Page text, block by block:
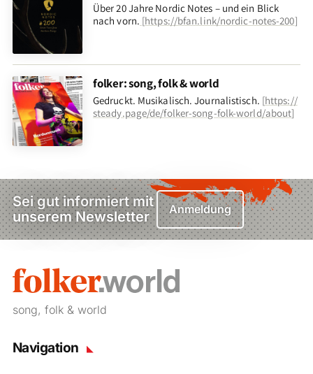
Über 20 Jahre Nordic Notes – und ein Blick
nach vorn. [https://bfan.link/nordic-notes-200]
folker: song, folk & world
Gedruckt. Musikalisch. Journalistisch. [https://
steady.page/de/folker-song-folk-world/about]
Sei gut informiert mit
unserem Newsletter
Anmeldung
song, folk & world
Navigation